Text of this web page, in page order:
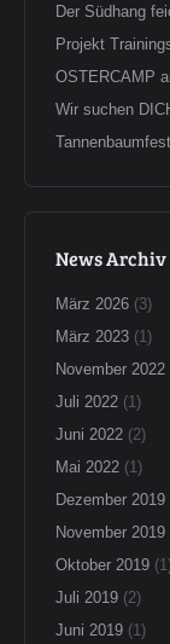
Der Südhang
Projekt
OSTERCAMP
Wir suchen
News Archiv
März 2026 (3)
März 2023 (1)
November 2022
Juli 2022 (1)
Juni 2022 (2)
Mai 2022 (1)
Dezember 2019
November 2019
Oktober 2019
Juli 2019 (2)
Juni 2019 (1)